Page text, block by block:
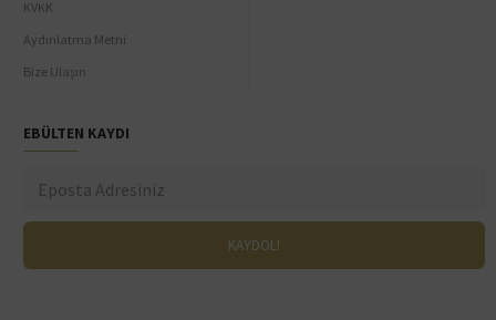
KVKK
Aydınlatma Metni
Bize Ulaşın
EBÜLTEN KAYDI